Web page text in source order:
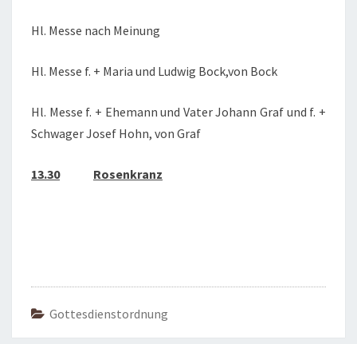
Hl. Messe nach Meinung
Hl. Messe f. + Maria und Ludwig Bock,von Bock
Hl. Messe f. + Ehemann und Vater Johann Graf und f. +
Schwager Josef Hohn, von Graf
13.30 Rosenkranz
Gottesdienstordnung